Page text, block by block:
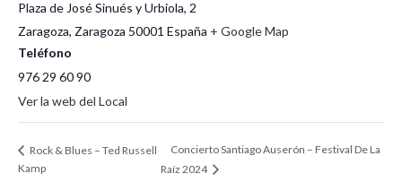
Plaza de José Sinués y Urbiola, 2
Zaragoza, Zaragoza 50001 España + Google Map
Teléfono
976 29 60 90
Ver la web del Local
Rock & Blues – Ted Russell
Kamp
Concierto Santiago Auserón – Festival De La
Raíz 2024